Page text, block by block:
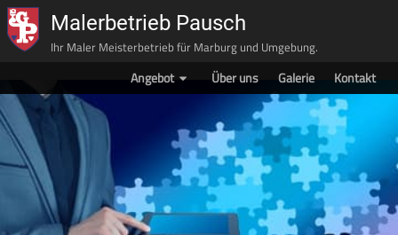
Malerbetrieb Pausch
Ihr Maler Meisterbetrieb für Marburg und Umgebung.
Angebot Über uns Galerie Kontakt